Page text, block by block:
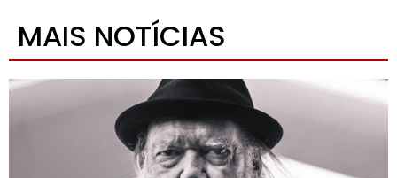
MAIS NOTÍCIAS